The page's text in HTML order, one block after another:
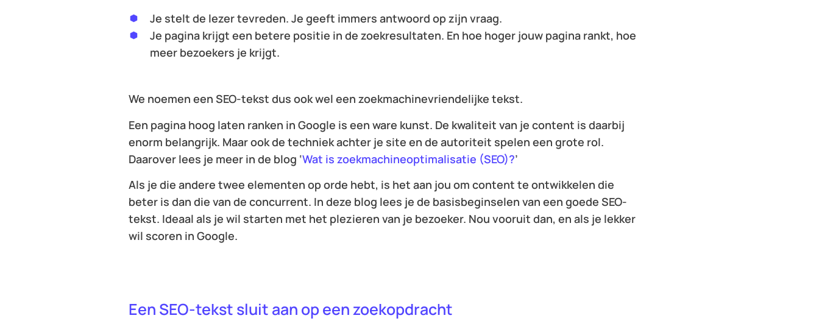
Je stelt de lezer tevreden. Je geeft immers antwoord op zijn vraag.
Je pagina krijgt een betere positie in de zoekresultaten. En hoe hoger jouw pagina rankt, hoe
meer bezoekers je krijgt.
We noemen een SEO-tekst dus ook wel een zoekmachinevriendelijke tekst.
Een pagina hoog laten ranken in Google is een ware kunst. De kwaliteit van je content is daarbij
enorm belangrijk. Maar ook de techniek achter je site en de autoriteit spelen een grote rol.
Daarover lees je meer in de blog ‘Wat is zoekmachineoptimalisatie (SEO)?’
Als je die andere twee elementen op orde hebt, is het aan jou om content te ontwikkelen die
beter is dan die van de concurrent. In deze blog lees je de basisbeginselen van een goede SEO-
tekst. Ideaal als je wil starten met het plezieren van je bezoeker. Nou vooruit dan, en als je lekker
wil scoren in Google.
Een SEO-tekst sluit aan op een zoekopdracht